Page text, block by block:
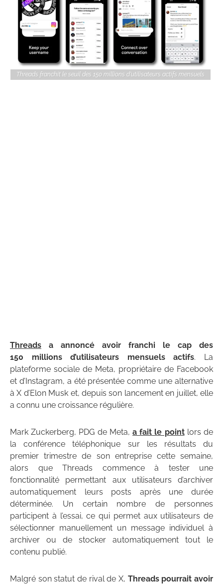
Threads franchit le seuil des 150 millions d'utilisateurs actifs mensuels
Threads a annoncé avoir franchi le cap des
150 millions d’utilisateurs mensuels actifs. La
plateforme sociale de Meta, propriétaire de Facebook
et d’Instagram, a été présentée comme une alternative
à X d’Elon Musk et, depuis son lancement en juillet, elle
a connu une croissance régulière.
Mark Zuckerberg, PDG de Meta, a fait le pointlors de
la conférence téléphonique sur les résultats du
premier trimestre de son entreprise cette semaine,
alors que Threads commence à tester une
fonctionnalité permettant aux utilisateurs d’archiver
automatiquement leurs posts après une durée
déterminée. Un certain nombre de personnes
participent à l’essai, ce qui permet aux utilisateurs de
sélectionner manuellement un message individuel à
archiver ou de stocker automatiquement tout le
contenu publié.
Malgré son statut de rival de X, Threads pourrait avoir